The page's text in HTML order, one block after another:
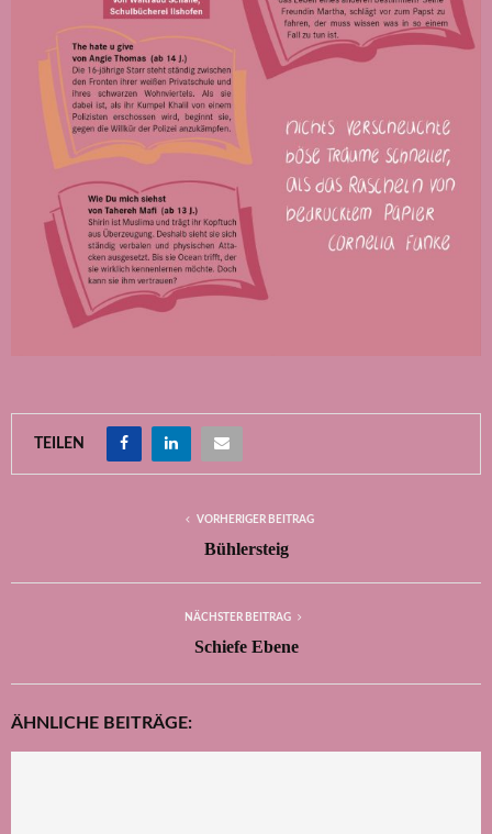
TEILEN
VORHERIGER BEITRAG
Bühlersteig
NÄCHSTER BEITRAG
Schiefe Ebene
ÄHNLICHE BEITRÄGE: